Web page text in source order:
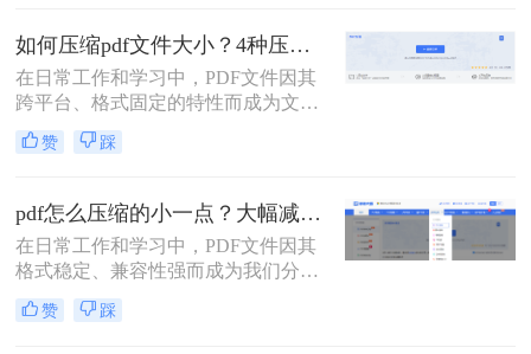
5M呢？
度、占用大量存储空间，甚至可能超
出某些平台的上传限制。因此，掌握
怎么压缩pdf文件大小的技能显得至关
重要。
如何压缩pdf文件大小？4种压缩方法详解！
在日常工作和学习中，PDF文件因其
跨平台、格式固定的特性而成为文档
交换的首选格式。然而，过大的PDF
文件常常带来诸多不便，无论是通过
存储在有限的设备空间中，都会遇到
限制。因此，掌握如何压缩pdf文件大
小的技能显得至关重要。
赞 踩
pdf怎么压缩的小一点？大幅减小文件体积的有效方法全解析！
在日常工作和学习中，PDF文件因其
格式稳定、兼容性强而成为我们分享
文档、报告和资料的首选格式。然
而，随之而来的问题也显而易见：过
赞 踩